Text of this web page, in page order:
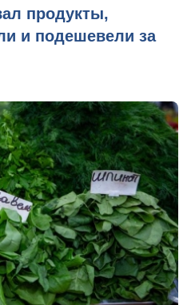
продукты,
и подешевели за